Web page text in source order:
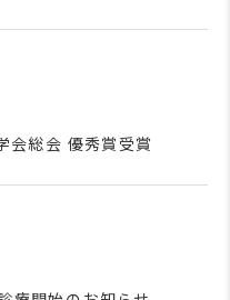
会総会 優秀賞受賞